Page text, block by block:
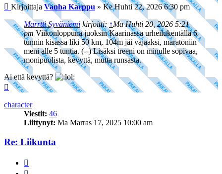
Viesti
Kirjoittaja Vanha Karppu » Ke Huhti 22, 2026 6:30 pm
Marrtti Syväniemi kirjoitti: ↑Ma Huhti 20, 2026 5:21
pm Viikonloppuna juoksin Kaarinassa urheilukentällä 6
tunnin kisassa liki 50 km, 104m jäi vajaaksi, maratoniin
meni alle 5 tuntia. (--) Lisäksi treeni on minulle sopivaa,
monipuolista, kevyttä, mutta runsasta.
Ai että kevyttä?
Ylös
character
Viestit: 46
Liittynyt: Ma Marras 17, 2025 10:00 am
Re: Liikunta